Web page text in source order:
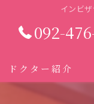
インビ
092-
ドクター紹介